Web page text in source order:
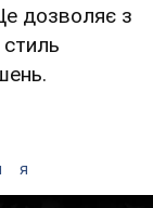
дозволяє з